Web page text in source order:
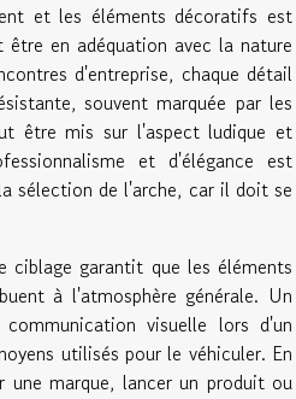
et les éléments décoratifs est
en adéquation avec la nature
d'entreprise, chaque détail
souvent marquée par les
être mis sur l'aspect ludique et
et d'élégance est
sélection de l'arche, car il doit se
garantit que les éléments
à l'atmosphère générale. Un
visuelle lors d'un
utilisés pour le véhiculer. En
marque, lancer un produit ou